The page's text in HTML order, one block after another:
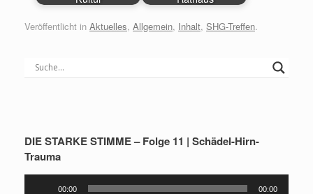
Veröffentlicht in Aktuelles, Allgemein, Inhalt, SHG-Treffen.
DIE STARKE STIMME – Folge 11 | Schädel-Hirn-
Trauma
00:00 00:00